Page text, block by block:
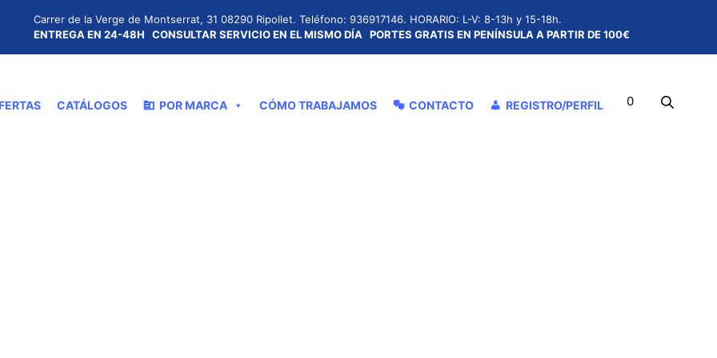
Carrer de la Verge de Montserrat, 31 08290 Ripollet. Teléfono: 936917146. HORARIO: L-V: 8-13h y 15-18h.
ENTREGA EN 24-48H CONSULTAR SERVICIO EN EL MISMO DÍA PORTES GRATIS EN PENÍNSULA A PARTIR DE 100€
CATÁLOGOS POR MARCA CÓMO TRABAJAMOS CONTACTO REGISTRO/PERFIL 0